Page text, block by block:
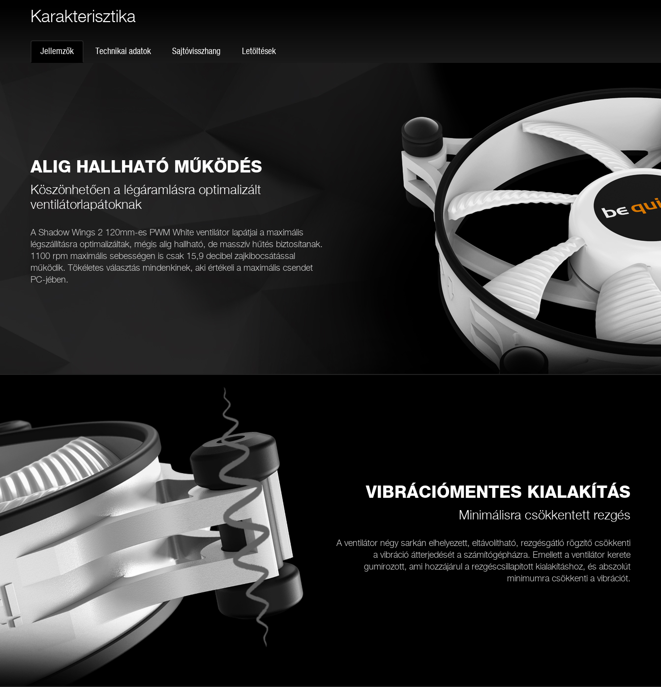
Karakterisztika
Jellemzők Technikai adatok Sajtóvisszhang Letöltések
ALIG HALLHATÓ MŰKÖDÉS
Köszönhetően a légáramlásra optimalizált
ventilátorlapátoknak
A Shadow Wings 2 120mm-es PWM White ventilátor lapátjai a maximális
légszállításra optimalizáltak, mégis alig hallható, de masszív hűtés biztosítanak.
1100 rpm maximális sebességen is csak 15,9 decibel zajkibocsátással
működik. Tökéletes választás mindenkinek, aki értékeli a maximális csendet
PC-jében.
VIBRÁCIÓMENTES KIALAKÍTÁS
Minimálisra csökkentett rezgés
A ventilátor négy sarkán elhelyezett, eltávolítható, rezgésgátló rögzítő csökkenti
a vibráció átterjedését a számítógépházra. Emellett a ventilátor kerete
gumírozott, ami hozzájárul a rezgéscsillapított kialakításhoz, és abszolút
minimumra csökkenti a vibrációt.